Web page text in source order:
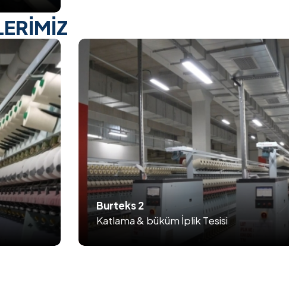
Burteks 2
Katlama & büküm İplik Tesisi